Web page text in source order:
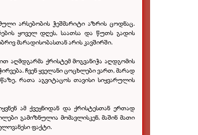
არსებობის ჭეშმარიტი აზრის ცოდნაც.
ყოველ დღეს, საათსა და წუთს გადის
მარადისობასთან არის კავშირში.
აღმდგარმა ქრისტემ მოგვანიჭა აღდგომის
ჩვენ ყველანი ცოცხლები ვართ, მარად
რათა აგვიტაცოს თავისი სიყვარულის
ამ ქვეყნიდან და ქრისტესთან ერთად
გამიზნულია მომავლისკენ, მაშინ მათი
ფაქტი.